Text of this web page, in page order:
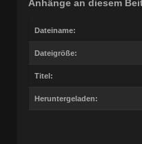
Anhänge an diesem
Dateiname:
Dateigröße:
Titel:
Heruntergeladen: